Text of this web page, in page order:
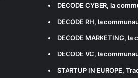
DECODE CYBER, la
DECODE RH, la
DECODE MARKETING, la
DECODE VC, la
STARTUP IN EUROPE,